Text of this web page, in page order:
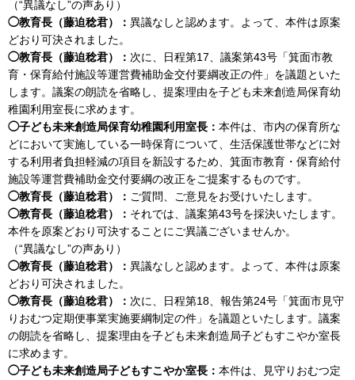
（“異議なし”の声あり）
◯教育長（藤迫稔君）： 異議なしと認めます。よって、本件は原案
どおり可決されました。
◯教育長（藤迫稔君）： 次に、日程第17、議案第43号「箕面市教
育・保育給付施設等運営費補助金交付要綱改正の件」を議題といた
します。議案の朗読を省略し、提案理由を子ども未来創造局保育幼
稚園利用室長に求めます。
◯子ども未来創造局保育幼稚園利用室長： 本件は、市内の保育所な
どにおいて実施している一時保育について、生活保護世帯などに対
する利用者負担軽減の項目を新設するため、箕面市教育・保育給付
施設等運営費補助金交付要綱の改正をご提案するものです。
◯教育長（藤迫稔君）： ご質問、ご意見をお受けいたします。
◯教育長（藤迫稔君）： それでは、議案第43号を採決いたします。
本件を原案どおり可決することにご異議ございませんか。
（“異議なし”の声あり）
◯教育長（藤迫稔君）： 異議なしと認めます。よって、本件は原案
どおり可決されました。
◯教育長（藤迫稔君）： 次に、日程第18、報告第24号「箕面市見守
りおむつ定期便事業実施要綱制定の件」を議題といたします。議案
の朗読を省略し、提案理由を子ども未来創造局子どもすこやか室長
に求めます。
◯子ども未来創造局子どもすこやか室長： 本件は、見守りおむつ定